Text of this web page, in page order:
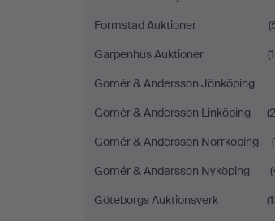
Formstad Auktioner
Garpenhus Auktioner
Gomér & Andersson Jönköping
Gomér & Andersson Linköping
Gomér & Andersson Norrköping
Gomér & Andersson Nyköping
Göteborgs Auktionsverk